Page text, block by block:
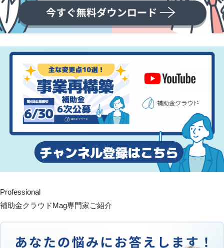
Professional
補助金クラウドMag専門家ご紹介